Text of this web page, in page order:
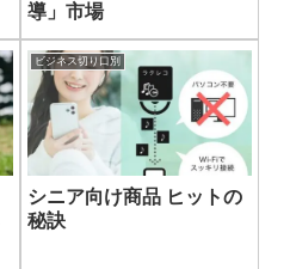
導」市場
ビジネス切り口別
シニア向け商品 ヒットの
秘訣